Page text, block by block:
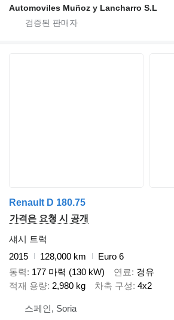
Automoviles Muñoz y Lancharro S.L
Renault D 180.75
가격은 요청 시 공개
섀시 트럭
2015
128,000 km
Euro 6
동력
177 마력 (130 kW) 연료
경유
적재 용량 2,980 kg 차축 구성 4x2
스페인, Soria